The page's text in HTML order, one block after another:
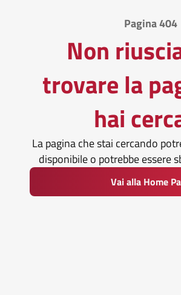
Pagina 404
Non
trovare la
hai
La pagina che stai cercando
disponibile o potrebbe essere
Vai alla Home